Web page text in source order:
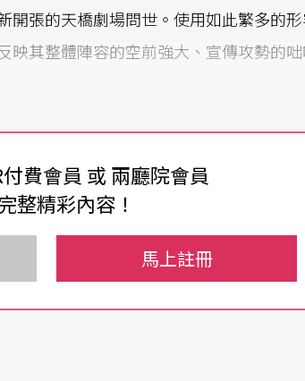
開張的天橋劇場問世。使用如此繁多的
其整體陣容的空前強大、宣傳攻勢的咄
等一系列的爭論。顯而易見的，問題的關
是高雅的，即使是老爺強暴少女這個必不
低的程度。
劇的確令人耳目一新，甚至嘆爲觀止！
費會員 或 兩廳院會員
整精彩內容！
馬上註冊